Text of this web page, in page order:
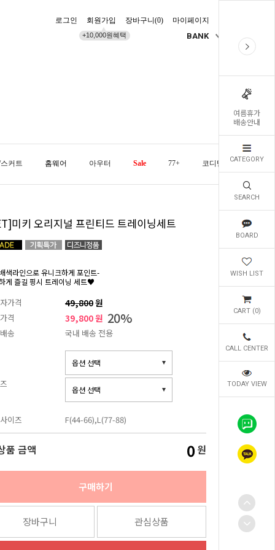
여름휴가
배송안내
CATEGORY
SEARCH
BOARD
WISH LIST
CART (0)
CALL CENTER
TODAY VIEW
로그인 회원가입
+10,000원혜택
장바구니(0) 마이페이지
BANK
커트 홈웨어 아우터 Sale 77+ 코디템 오늘발송
미키 오리지널 프린티드 트레이닝세트
색라인으로 유니크하게 포인트-
게 즐길 핑시 트레이닝 세트♥
가격 49,800원
격 39,800 원 20%
송 국내 배송 전용
이즈 F(44-66),L(77-88)
품 금액 0 원
구매하기
장바구니 관심상품